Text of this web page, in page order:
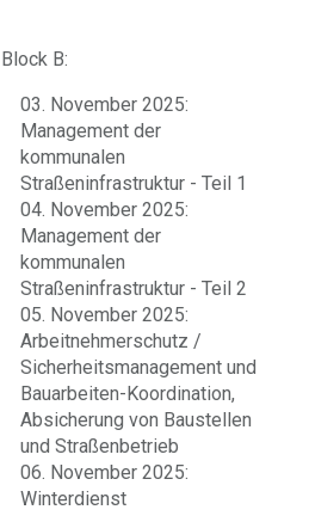
Block B:
03. November 2025:
Management der
kommunalen
Straßeninfrastruktur - Teil 1
04. November 2025:
Management der
kommunalen
Straßeninfrastruktur - Teil 2
05. November 2025:
Arbeitnehmerschutz /
Sicherheitsmanagement und
Bauarbeiten-Koordination,
Absicherung von Baustellen
und Straßenbetrieb
06. November 2025:
Winterdienst